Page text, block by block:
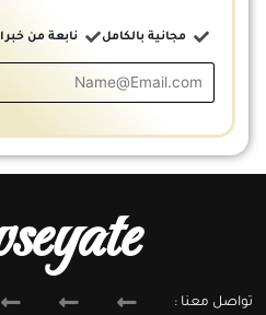
مجانية بالكامل نابعة من
تواصل معنا :